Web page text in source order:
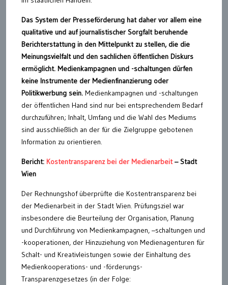
Das System der Presseförderung hat daher vor allem eine
qualitative und auf journalistischer Sorgfalt beruhende
Berichterstattung in den Mittelpunkt zu stellen, die die
Meinungsvielfalt und den sachlichen öffentlichen Diskurs
ermöglicht. Medienkampagnen und -schaltungen dürfen
keine Instrumente der Medienfinanzierung oder
Politikwerbung sein. Medienkampagnen und -schaltungen
der öffentlichen Hand sind nur bei entsprechendem Bedarf
durchzuführen; Inhalt, Umfang und die Wahl des Mediums
sind ausschließlich an der für die Zielgruppe gebotenen
Information zu orientieren.
Bericht: Kostentransparenz bei der Medienarbeit– Stadt
Wien
Der Rechnungshof überprüfte die Kostentransparenz bei
der Medienarbeit in der Stadt Wien. Prüfungsziel war
insbesondere die Beurteilung der Organisation, Planung
und Durchführung von Medienkampagnen, –schaltungen und
-kooperationen, der Hinzuziehung von Medienagenturen für
Schalt- und Kreativleistungen sowie der Einhaltung des
Medienkooperations- und -förderungs-
Transparenzgesetzes (in der Folge: